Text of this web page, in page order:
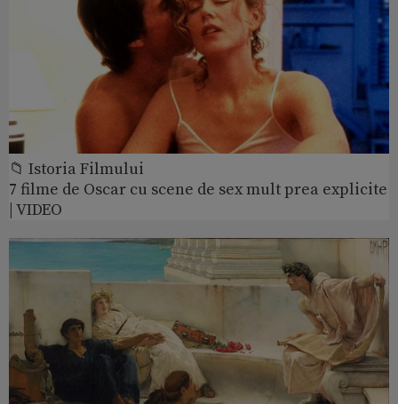
📁 Istoria Filmului
7 filme de Oscar cu scene de sex mult prea explicite
| VIDEO